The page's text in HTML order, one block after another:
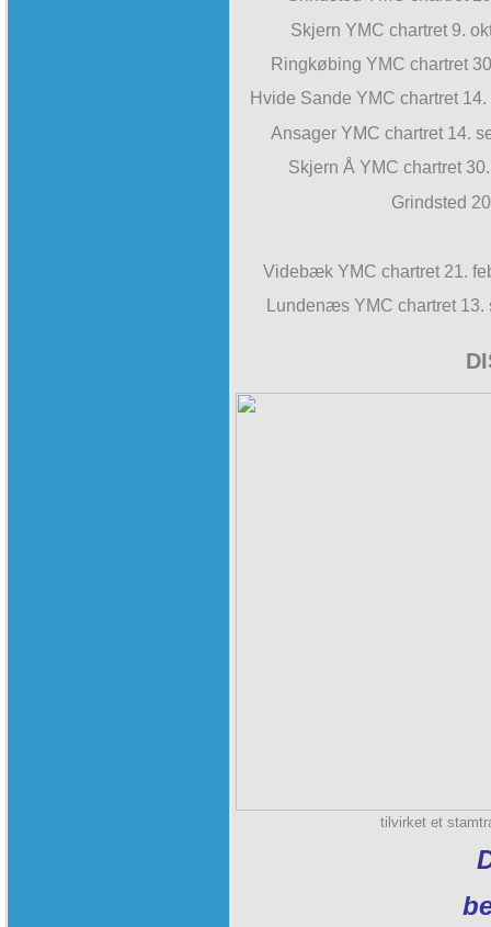
Skjern YMC chartret 9.
Ringkøbing YMC chartret
Hvide Sande YMC chartret
Ansager YMC chartret 14.
Skjern Å YMC chartret
Grindsted
Videbæk YMC chartret 21.
Lundenæs YMC chartret
tilvirket et